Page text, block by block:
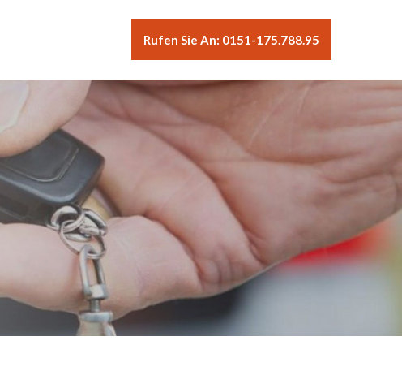
Rufen Sie An: 0151-175.788.95